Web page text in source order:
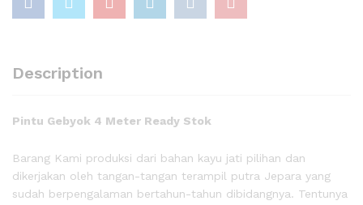
Description
Pintu Gebyok 4 Meter Ready Stok
Barang Kami produksi dari bahan kayu jati pilihan dan
dikerjakan oleh tangan-tangan terampil putra Jepara yang
sudah berpengalaman bertahun-tahun dibidangnya. Tentunya